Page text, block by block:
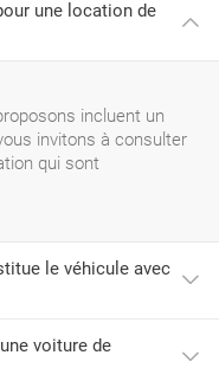
une location de
incluent un
invitons à consulter
qui sont
le véhicule avec
des plages
voiture de